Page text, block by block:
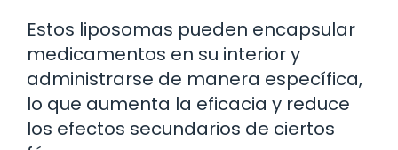
Estos liposomas pueden encapsular
medicamentos en su interior y
administrarse de manera específica,
lo que aumenta la eficacia y reduce
los efectos secundarios de ciertos